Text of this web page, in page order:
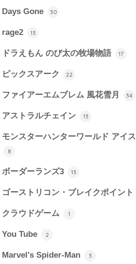
Days Gone 30
rage2 13
ドラえもん のび太の牧場物語 17
ピックスアーク 22
ファイアーエムブレム 風花雪月 34
アストラルチェイン 13
モンスターハンターワールド アイ
8
ボーダーランズ3 13
ゴーストリコン・ブレイクポイント
クラウドゲーム 1
You Tube 2
Marvel's Spider-Man 3